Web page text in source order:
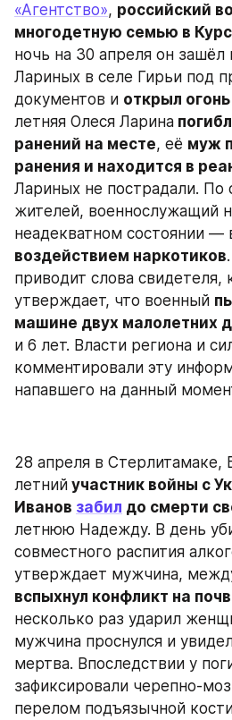
«Агентство», российский
многодетную семью в
ночь на 30 апреля он
Лариных в селе Гирьи под
документов и открыл
летняя Олеся Ларина
ранений на месте, её муж
ранения и находится в
Лариных не пострадали. По
жителей, военнослужащий
неадекватном состоянии —
воздействием наркотиков
приводит слова свидетеля,
утверждает, что военный
машине двух малолетних
и 6 лет. Власти региона и
комментировали эту
напавшего на данный
28 апреля в Стерлитамаке,
летний участник войны с
Иванов забил до смерти
летнюю Надежду. В день
совместного распития
вспыхнул конфликт на
несколько раз ударил
мужчина проснулся и
мертва. Впоследствии у
зафиксировали черепно-
перелом подъязычной